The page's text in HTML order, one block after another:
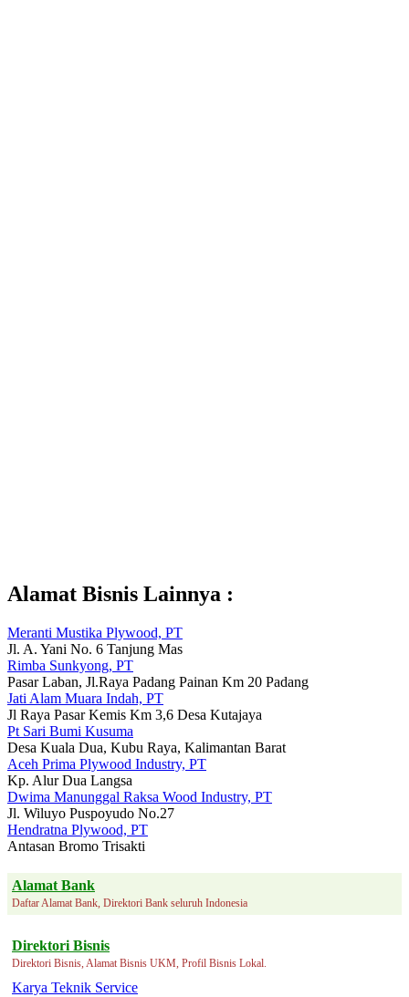
Alamat Bisnis Lainnya :
Meranti Mustika Plywood, PT
Jl. A. Yani No. 6 Tanjung Mas
Rimba Sunkyong, PT
Pasar Laban, Jl.Raya Padang Painan Km 20 Padang
Jati Alam Muara Indah, PT
Jl Raya Pasar Kemis Km 3,6 Desa Kutajaya
Pt Sari Bumi Kusuma
Desa Kuala Dua, Kubu Raya, Kalimantan Barat
Aceh Prima Plywood Industry, PT
Kp. Alur Dua Langsa
Dwima Manunggal Raksa Wood Industry, PT
Jl. Wiluyo Puspoyudo No.27
Hendratna Plywood, PT
Antasan Bromo Trisakti
Alamat Bank
Daftar Alamat Bank, Direktori Bank seluruh Indonesia
Direktori Bisnis
Direktori Bisnis, Alamat Bisnis UKM, Profil Bisnis Lokal.
Karya Teknik Service